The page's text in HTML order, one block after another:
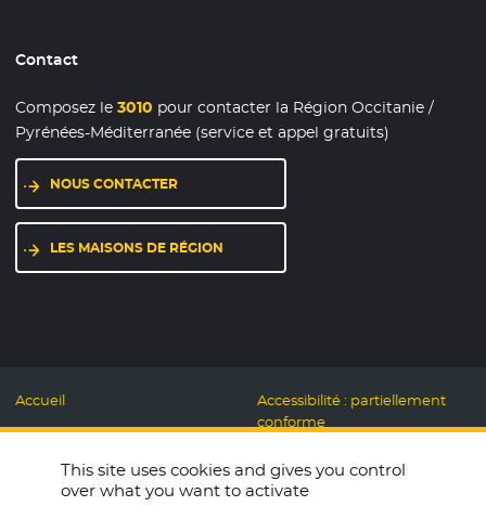
Contact
Composez le3010 pour contacter la Région Occitanie /
Pyrénées-Méditerranée (service et appel gratuits)
NOUS CONTACTER
LES MAISONS DE RÉGION
Accueil
Mentions légales
Données personnelles et
Cookies
Accessibilité : partiellement
conforme
Responsable
This site uses cookies and gives you control
over what you want to activate